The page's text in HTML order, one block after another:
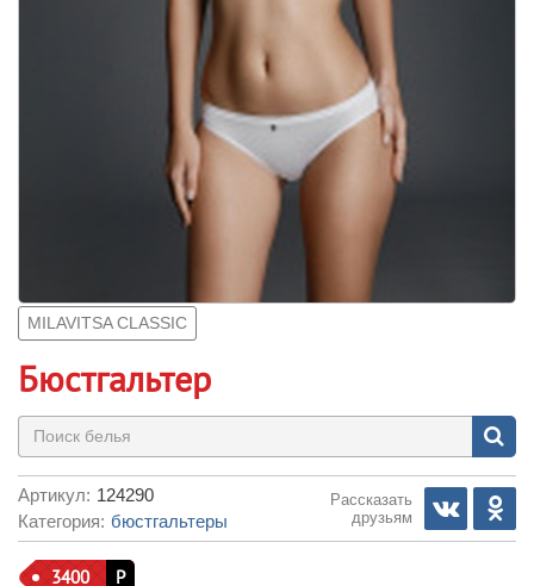
MILAVITSA CLASSIC
Бюстгальтер
Артикул: 124290
Категория: бюстгальтеры
Рассказать
друзьям
3400 Р